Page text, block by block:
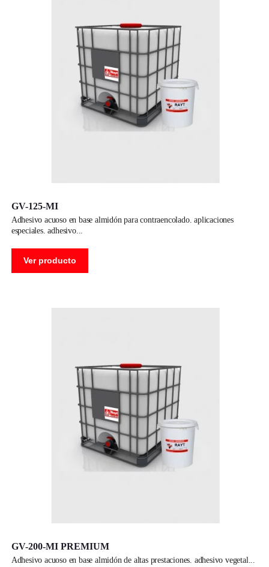
GV-125-MI
adhesivo acuoso en base almidón para contraencolado. aplicaciones
especiales. adhesivo
Ver producto
GV-200-MI PREMIUM
adhesivo acuoso en base almidón de altas prestaciones. adhesivo vegetal